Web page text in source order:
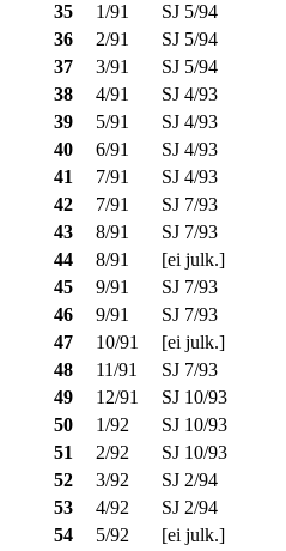
35
1/91 SJ 5/94
36
2/91 SJ 5/94
37
3/91 SJ 5/94
38
4/91 SJ 4/93
39
5/91 SJ 4/93
40
6/91 SJ 4/93
41
7/91 SJ 4/93
42
7/91 SJ 7/93
43
8/91 SJ 7/93
44
8/91 [ei julk.]
45
9/91 SJ 7/93
46
9/91 SJ 7/93
47
10/91 [ei julk.]
48
11/91 SJ 7/93
49
12/91 SJ 10/93
50
1/92 SJ 10/93
51
2/92 SJ 10/93
52
3/92 SJ 2/94
53
4/92 SJ 2/94
54
5/92 [ei julk.]